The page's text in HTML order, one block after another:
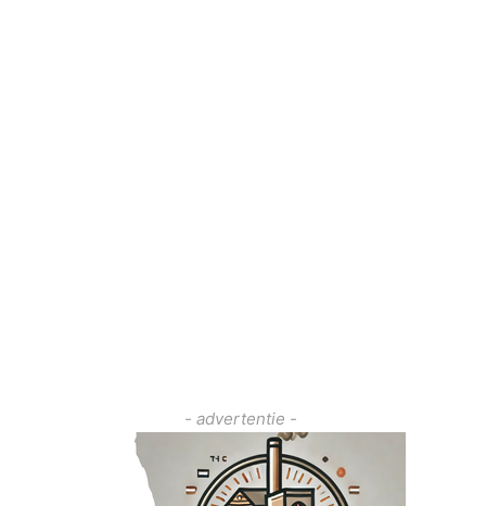
- advertentie -